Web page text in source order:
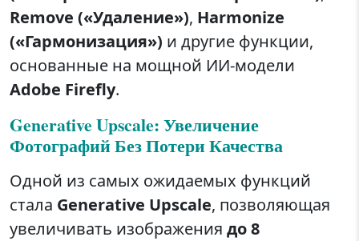
Remove («Удаление»), Harmonize
(«Гармонизация») и другие функции,
основанные на мощной ИИ-модели
Adobe Firefly.
Generative Upscale: Увеличение
Фотографий Без Потери Качества
Одной из самых ожидаемых функций
стала Generative Upscale, позволяющая
увеличивать изображения до 8